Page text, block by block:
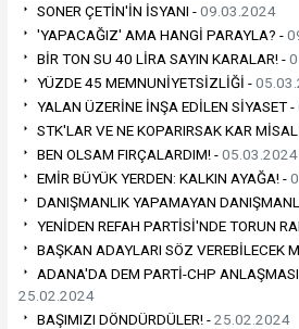
SONER ÇETİN'İN İSYANI -09.03.2024
'YAPACAĞIZ' AMA HANGİ PARAYLA? -
BİR TON SU 40 LİRA SAYIN KARALAR! -
YÜZDE 45 MEMNUNİYETSİZLİĞİ -
YALAN ÜZERİNE İNŞA EDİLEN SİYASET -
STK'LAR VE NE KOPARIRSAK KAR
BEN OLSAM FIRÇALARDIM! -05.03.2024
EMİR BÜYÜK YERDEN: KALKIN AYAĞA! -
DANIŞMANLIK YAPAMAYAN
YENİDEN REFAH PARTİSİ'NDE TORUN
BAŞKAN ADAYLARI SÖZ VEREBİLECEK
ADANA'DA DEM PARTİ-CHP
25.02.2024
BAŞIMIZI DÖNDÜRDÜLER! -25.02.2024